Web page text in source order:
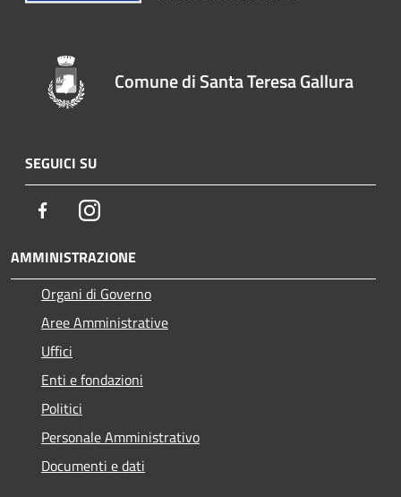
Comune di Santa Teresa Gallura
SEGUICI SU
FacebookInstagram
AMMINISTRAZIONE
Organi di Governo
Aree Amministrative
Uffici
Enti e fondazioni
Politici
Personale Amministrativo
Documenti e dati